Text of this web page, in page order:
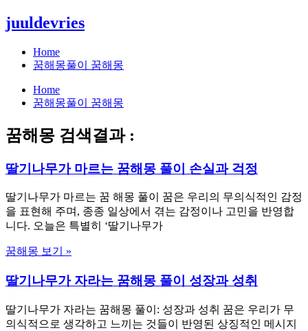
콘
텐
juuldevries
Home
꿈해몽풀이 꿈해몽
Home
꿈해몽풀이 꿈해몽
꿈해몽 검색결과 :
딸기나무가 마르는 꿈해몽 풀이 손실과 걱정
딸기나무가 마르는 꿈 해몽 풀이 꿈은 우리의 무의식적인 감정
을 표현해 주며, 종종 일상에서 겪는 감정이나 고민을 반영합
니다. 오늘은 특별히 ‘딸기나무가
꿈해몽 보기 »
딸기나무가 자라는 꿈해몽 풀이 성장과 성취
딸기나무가 자라는 꿈해몽 풀이: 성장과 성취 꿈은 우리가 무
의식적으로 생각하고 느끼는 것들이 반영된 상징적인 메시지